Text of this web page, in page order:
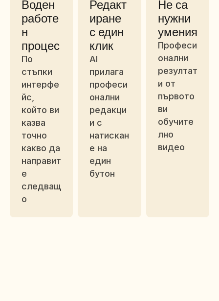
Воден
работе
н
процес
По
стъпки
интерфе
йс,
който ви
казва
точно
какво да
направит
е
следващ
о
Редакт
иране
с един
клик
AI
прилага
професи
онални
редакци
и с
натискан
е на
един
бутон
Не са
нужни
умения
Професи
онални
резултат
и от
първото
ви
обучите
лно
видео